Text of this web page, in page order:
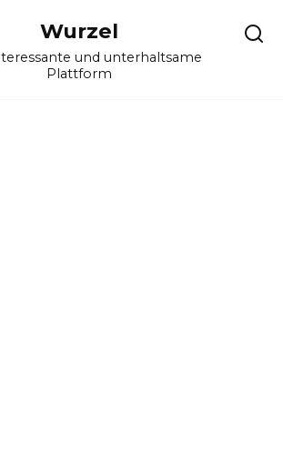
Wurzel
und unterhaltsame
Plattform